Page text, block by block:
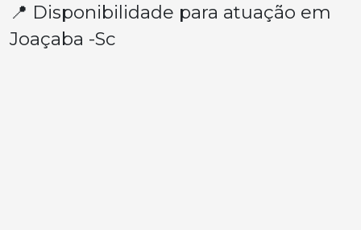
📍 Disponibilidade para atuação em
Joaçaba -Sc